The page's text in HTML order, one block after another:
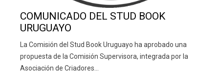
COMUNICADO DEL STUD BOOK
URUGUAYO
La Comisión del Stud Book Uruguayo ha aprobado una
propuesta de la Comisión Supervisora, integrada por la
Asociación de Criadores…